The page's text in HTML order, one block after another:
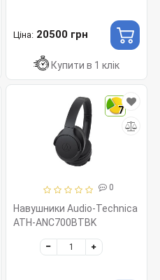
Ціна: 20500 грн
Купити в 1 клік
7
0
Навушники Audio-Technica
ATH-ANC700BTBK